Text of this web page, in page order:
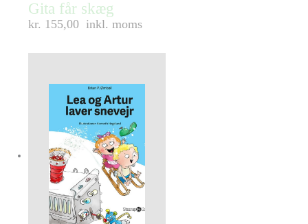
Gita får skæg
kr. 155,00 inkl. moms